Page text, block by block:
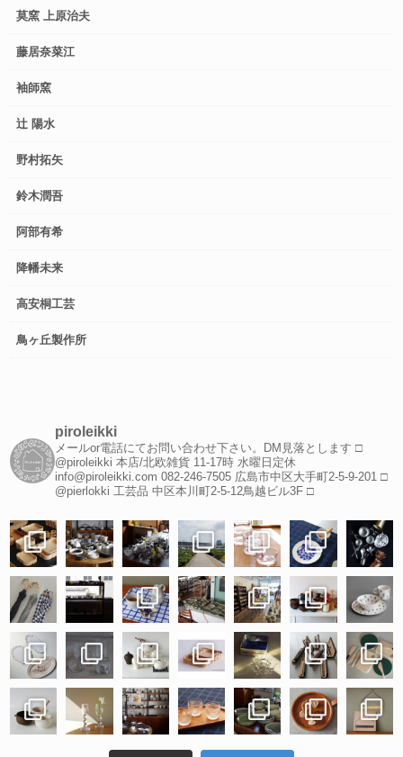
莫窯 上原治夫
藤居奈菜江
袖師窯
辻 陽水
野村拓矢
鈴木潤吾
阿部有希
降幡未来
高安桐工芸
鳥ヶ丘製作所
piroleikki
メールor電話にてお問い合わせ下さい。DM見落とします □
@piroleikki 本店/北欧雑貨 11-17時 水曜日定休
info@piroleikki.com 082-246-7505 広島市中区大手町2-5-9-201 □
@pierlokki 工芸品 中区本川町2-5-12鳥越ビル3F □